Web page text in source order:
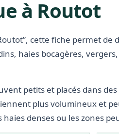
à Routot
cette fiche permet de
haies bocagères,
petits et placés dans
plus volumineux et
denses ou les zones